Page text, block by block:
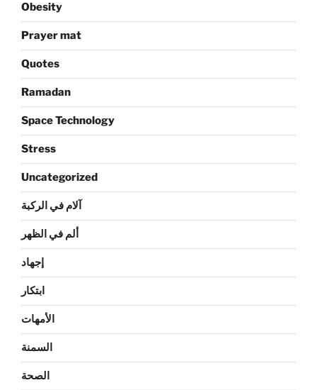
Obesity
Prayer mat
Quotes
Ramadan
Space Technology
Stress
Uncategorized
آلام في الركبة
ألم في الظهر
إجهاد
ابتكار
الأمهات
السمنة
الصحة